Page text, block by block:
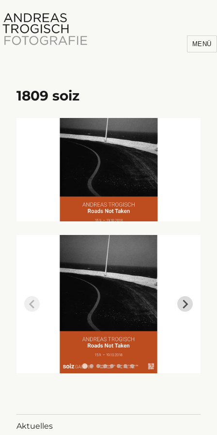
Andreas Trogisch
MENÜ
1809 soiz
Aktuelles